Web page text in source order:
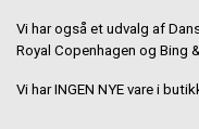
Vi har også et udvalg af
Royal Copenhagen og Bing
Vi har INGEN NYE vare i